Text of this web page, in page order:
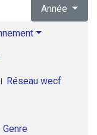
Année
Réseau wecf
Genre